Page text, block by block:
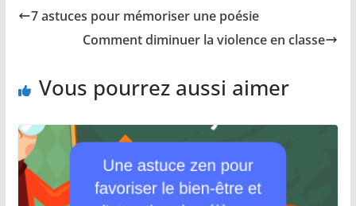
7 astuces pour mémoriser une poésie
Comment diminuer la violence en classe
Vous pourrez aussi aimer